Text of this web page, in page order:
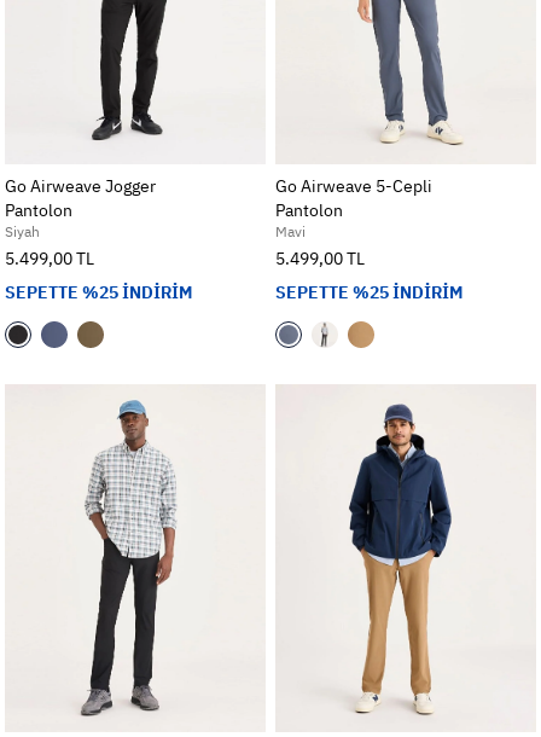
Go Airweave Jogger
Pantolon
Siyah
5.499,00 TL
SEPETTE %25 İNDİRİM
Go Airweave 5-Cepli
Pantolon
Mavi
5.499,00 TL
SEPETTE %25 İNDİRİM